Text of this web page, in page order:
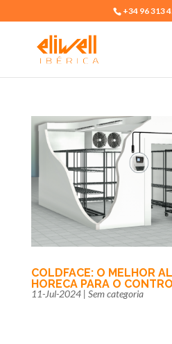
+34 96 313
COLDFACE: O MELHOR
HORECA PARA O
11-Jul-2024| Sem categoria